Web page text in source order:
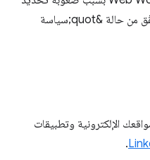
مستند مسؤول لكل عامل من أجل التحقّق من حالة &quot;سياسة
الإلكترونية وتطبيقات
.